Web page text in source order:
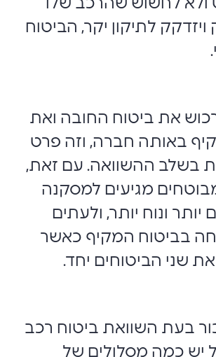
ולא לחשוש שהרכב שלו
ויזדקק לתיקון יקר, הביטוח
את ביטוח החובה ואת
באותה חברה, וזה פרט
בשלב ההשוואה. עם זאת,
מגיעים למסקנה
ונוח יותר, ולעתים
בביטוח המקיף כאשר
שני הביטוחים יחד.
בעת השוואת ביטוח רכב
יש כמה מסלולים של